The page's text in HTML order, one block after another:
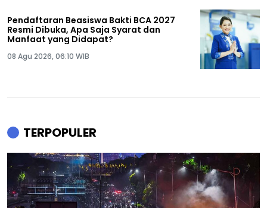
Pendaftaran Beasiswa Bakti BCA 2027
Resmi Dibuka, Apa Saja Syarat dan
Manfaat yang Didapat?
08 Agu 2026, 06:10 WIB
TERPOPULER